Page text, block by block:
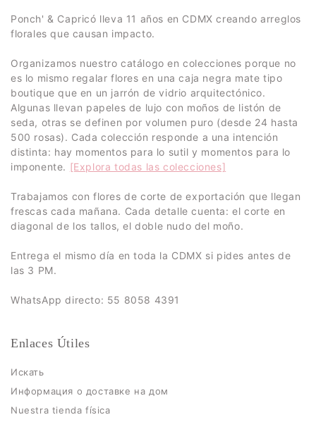
Ponch' & Capricó lleva 11 años en CDMX creando arreglos
florales que causan impacto.
Organizamos nuestro catálogo en colecciones porque no
es lo mismo regalar flores en una caja negra mate tipo
boutique que en un jarrón de vidrio arquitectónico.
Algunas llevan papeles de lujo con moños de listón de
seda, otras se definen por volumen puro (desde 24 hasta
500 rosas). Cada colección responde a una intención
distinta: hay momentos para lo sutil y momentos para lo
imponente. [Explora todas las colecciones]
Trabajamos con flores de corte de exportación que llegan
frescas cada mañana. Cada detalle cuenta: el corte en
diagonal de los tallos, el doble nudo del moño.
Entrega el mismo día en toda la CDMX si pides antes de
las 3 PM.
WhatsApp directo: 55 8058 4391
Enlaces Útiles
Искать
Информация о доставке на дом
Nuestra tienda física